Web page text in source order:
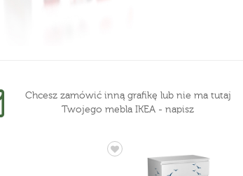
Chcesz zamówić inną grafikę lub nie ma tutaj
Twojego mebla IKEA - napisz